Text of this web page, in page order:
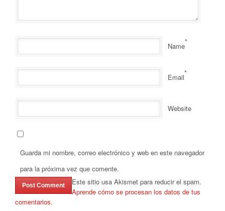
Name*
Email*
Website
Guarda mi nombre, correo electrónico y web en este navegador
para la próxima vez que comente.
Este sitio usa Akismet para reducir el spam.
Aprende cómo se procesan los datos de tus
comentarios.